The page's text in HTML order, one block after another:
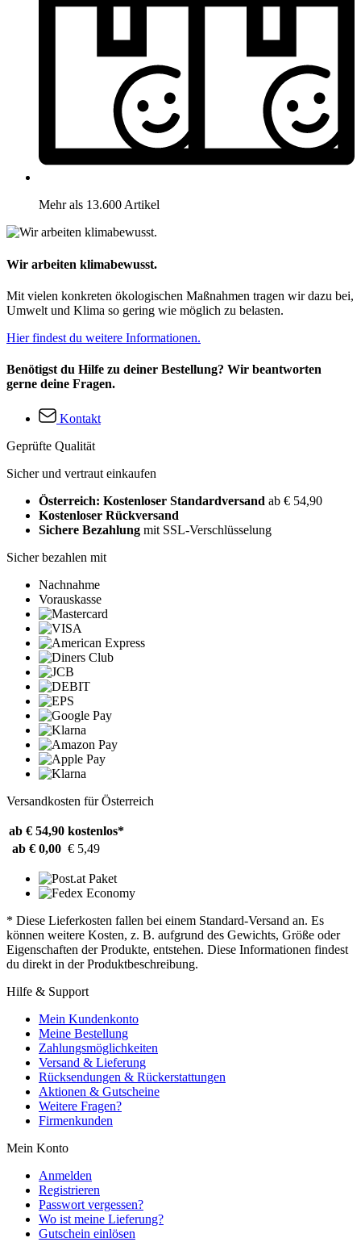
Mehr als 13.600 Artikel
Wir arbeiten klimabewusst.
Mit vielen konkreten ökologischen Maßnahmen tragen wir dazu bei,
Umwelt und Klima so gering wie möglich zu belasten.
Hier findest du weitere Informationen.
Benötigst du Hilfe zu deiner Bestellung? Wir beantworten
gerne deine Fragen.
Kontakt
Geprüfte Qualität
Sicher und vertraut einkaufen
Österreich: Kostenloser Standardversand ab € 54,90
Kostenloser Rückversand
Sichere Bezahlung mit SSL-Verschlüsselung
Sicher bezahlen mit
Nachnahme
Vorauskasse
Versandkosten für Österreich
ab € 54,90 kostenlos*
ab € 0,00 € 5,49
* Diese Lieferkosten fallen bei einem Standard-Versand an. Es
können weitere Kosten, z. B. aufgrund des Gewichts, Größe oder
Eigenschaften der Produkte, entstehen. Diese Informationen findest
du direkt in der Produktbeschreibung.
Hilfe & Support
Mein Kundenkonto
Meine Bestellung
Zahlungsmöglichkeiten
Versand & Lieferung
Rücksendungen & Rückerstattungen
Aktionen & Gutscheine
Weitere Fragen?
Firmenkunden
Mein Konto
Anmelden
Registrieren
Passwort vergessen?
Wo ist meine Lieferung?
Gutschein einlösen